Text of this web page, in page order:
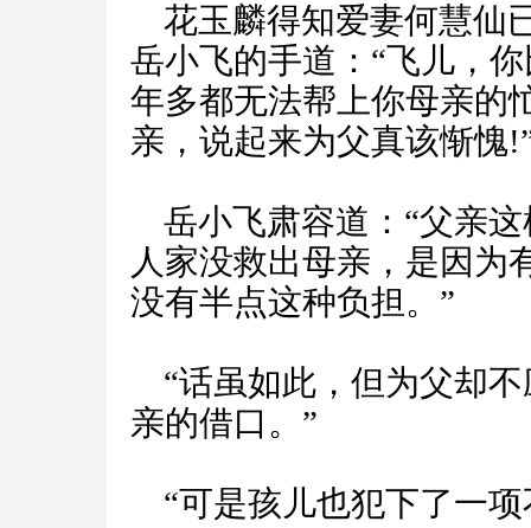
花玉麟得知爱妻何慧仙
岳小飞的手道：“飞儿，
年多都无法帮上你母亲的
亲，说起来为父真该惭愧
岳小飞肃容道：“父亲
人家没救出母亲，是因为
没有半点这种负担。”
“话虽如此，但为父却
亲的借口。”
“可是孩儿也犯下了一项